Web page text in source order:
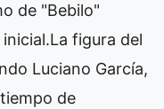
de "Bebilo"
​La figura del
Luciano García,
de